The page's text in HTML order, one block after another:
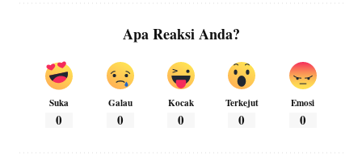
Apa Reaksi Anda?
Suka
0
Galau
0
Kocak
0
Terkejut
0
Emosi
0